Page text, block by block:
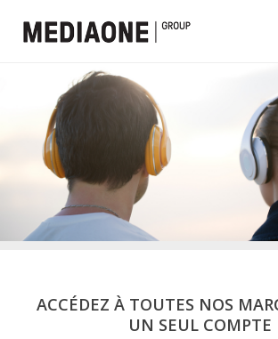
ACCÉDEZ À TOUTES NOS
UN SEUL COMPTE